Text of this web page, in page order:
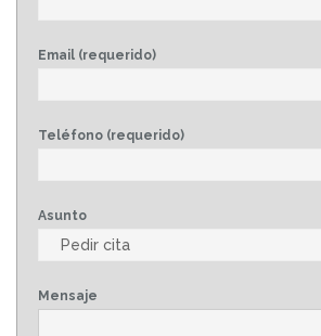
Email (requerido)
Teléfono (requerido)
Asunto
Mensaje